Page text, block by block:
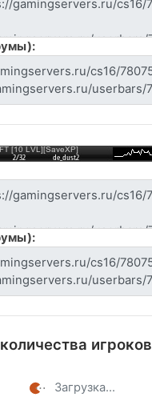
игроков
Загрузка...